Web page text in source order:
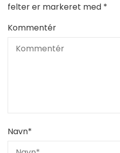
felter er markeret med *
Kommentér
Navn*